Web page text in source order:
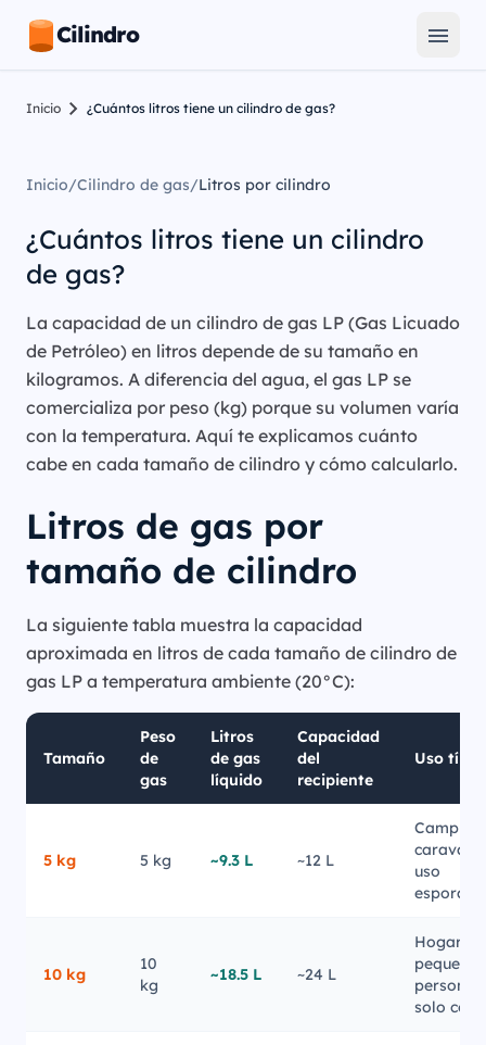
Cilindro
Inicio ¿Cuántos litros tiene un cilindro de gas?
Inicio/Cilindro de gas/Litros por cilindro
¿Cuántos litros tiene un cilindro
de gas?
La capacidad de un cilindro de gas LP (Gas Licuado
de Petróleo) en litros depende de su tamaño en
kilogramos. A diferencia del agua, el gas LP se
comercializa por peso (kg) porque su volumen varía
con la temperatura. Aquí te explicamos cuánto
cabe en cada tamaño de cilindro y cómo calcularlo.
Litros de gas por
tamaño de cilindro
La siguiente tabla muestra la capacidad
aproximada en litros de cada tamaño de cilindro de
gas LP a temperatura ambiente (20°C):
Tamaño
Peso
de
gas
Litros
de gas
líquido
Capacidad
del
recipiente
Uso
5 kg 5 kg ~9.3 L ~12 L
Camping,
uso
10 kg
10
kg
~18.5 L ~24 L
Hogar
pequeño,
personas,
solo